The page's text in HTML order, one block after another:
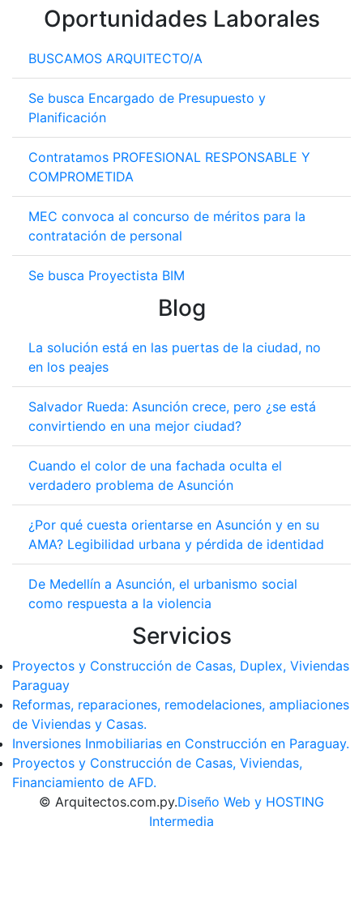
Oportunidades Laborales
BUSCAMOS ARQUITECTO/A
Se busca Encargado de Presupuesto y
Planificación
Contratamos PROFESIONAL RESPONSABLE Y
COMPROMETIDA
MEC convoca al concurso de méritos para la
contratación de personal
Se busca Proyectista BIM
Blog
La solución está en las puertas de la ciudad, no
en los peajes
Salvador Rueda: Asunción crece, pero ¿se está
convirtiendo en una mejor ciudad?
Cuando el color de una fachada oculta el
verdadero problema de Asunción
¿Por qué cuesta orientarse en Asunción y en su
AMA? Legibilidad urbana y pérdida de identidad
De Medellín a Asunción, el urbanismo social
como respuesta a la violencia
Servicios
Proyectos y Construcción de Casas, Duplex, Viviendas
Paraguay
Reformas, reparaciones, remodelaciones, ampliaciones
de Viviendas y Casas.
Inversiones Inmobiliarias en Construcción en Paraguay.
Proyectos y Construcción de Casas, Viviendas,
Financiamiento de AFD.
© Arquitectos.com.py.Diseño Web y HOSTING
Intermedia